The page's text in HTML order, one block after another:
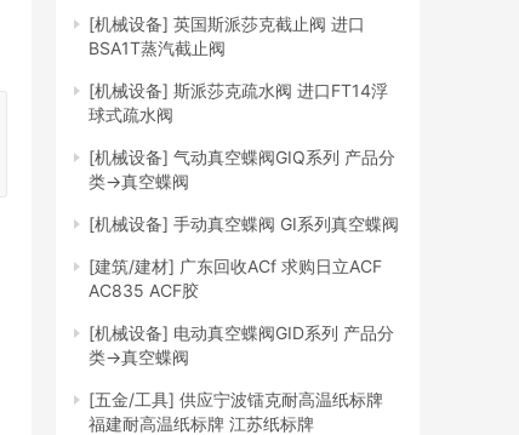
[机械设备] 英国斯派莎克截止阀 进口
BSA1T蒸汽截止阀
[机械设备] 斯派莎克疏水阀 进口FT14浮
球式疏水阀
[机械设备] 气动真空蝶阀GIQ系列 产品分
类→真空蝶阀
[机械设备] 手动真空蝶阀 GI系列真空蝶阀
[建筑/建材] 广东回收ACf 求购日立ACF
AC835 ACF胶
[机械设备] 电动真空蝶阀GID系列 产品分
类→真空蝶阀
[五金/工具] 供应宁波镭克耐高温纸标牌
福建耐高温纸标牌 江苏纸标牌